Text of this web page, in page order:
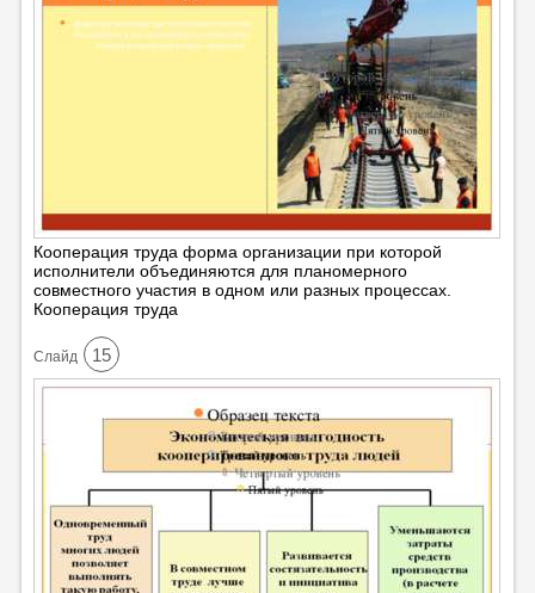
Кооперация труда форма организации при которой
исполнители объединяются для планомерного
совместного участия в одном или разных процессах.
Кооперация труда
Cлайд 15